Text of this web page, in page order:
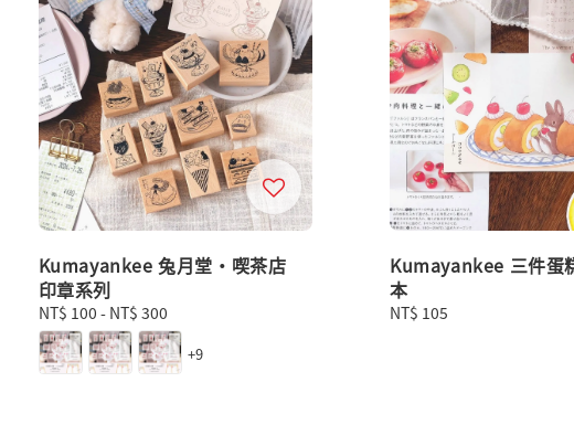
Kumayankee 兔月堂・喫茶店
印章系列
Regular
price
NT$ 100 - NT$ 300
+9
Kumayankee 三件蛋
本
Regular
NT$ 105